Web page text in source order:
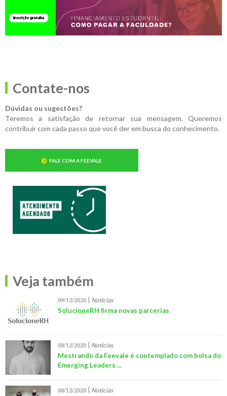
Contate-nos
Dúvidas ou sugestões?
Teremos a satisfação de retornar sua mensagem. Queremos
contribuir com cada passo que você der em busca do conhecimento.
FALE COM A FEEVALE
Veja também
09/12/2020 Notícias
SolucioneRH firma novas parcerias
08/12/2020 Notícias
Mestrando da Feevale é contemplado com bolsa do
Emerging Leaders ...
08/12/2020 Notícias